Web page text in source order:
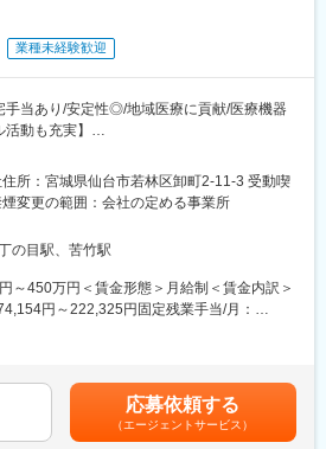
業種未経験歓迎
手当あり/安定性◎/地域医療に貢献/医療機器
動も充実】
の販売を行っている同社にて、医療機関の
方々に向けて、医療機器の提案・販売を行い
針、ガーゼなどの消耗品からスタートし、
立ち上げタイミングや大型の医療機器の導入
どの提案も行って頂きます。地域の医療に
カル事業部、臨床検査部門向けのクリニカ
の営業部門のいずれかに配属可能性がありま
所：宮城県仙台市若林区卸町2-11-3 受動喫
変更の範囲：会社の定める事業所
の目駅、苦竹駅
～450万円＜賃金形態＞月給制＜賃金内訳＞
円～222,325円固定残業手当/月：
安の金額であり、選考を通じて上下する可能
残業金額は給与によって異なります。■昇
回（昨年実績：3カ月以上）賃金はあくまで
応募依頼する
（エージェントサービス）